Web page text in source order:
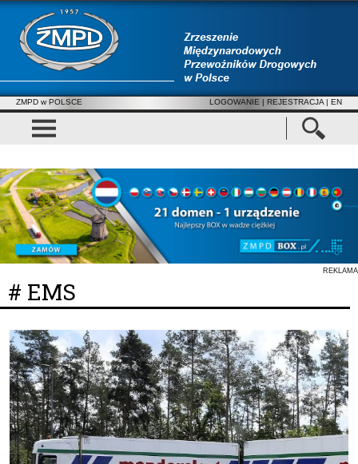
ZMPD w POLSCE LOGOWANIE | REJESTRACJA | EN
REKLAMA
# EMS